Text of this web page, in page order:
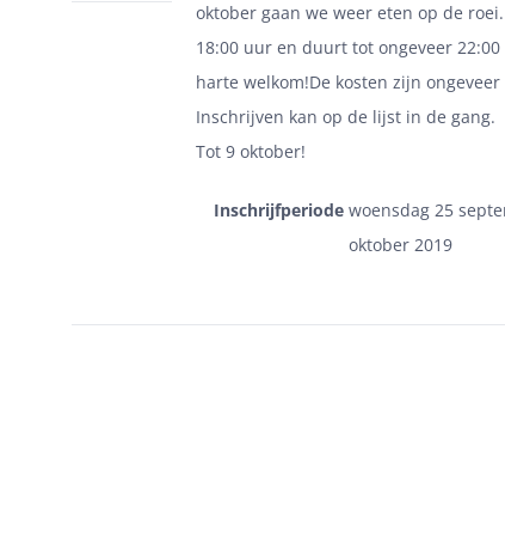
oktober gaan we weer eten op de
18:00 uur en duurt tot ongeveer
harte welkom!De kosten zijn
Inschrijven kan op de lijst in de gang.
Tot 9 oktober!
Inschrijfperiode woensdag 25
oktober 2019